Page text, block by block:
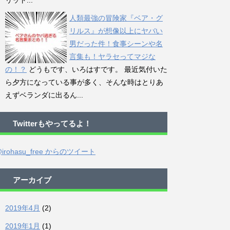
人類最強の冒険家『ベア・グ
リルス』が想像以上にヤバい
男だった件！食事シーンや名
言集も！ヤラセってマジな
の！？ どうもです、いろはすです。 最近気付いた
ら夕方になっている事が多く、そんな時はとりあ
えずベランダに出るん...
Twitterもやってるよ！
からのツイート
アーカイブ
2019年4月 (2)
2019年1月 (1)